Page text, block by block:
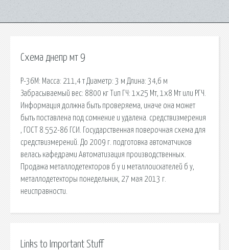
Схема днепр мт 9
Р-36М: Масса: 211,4 т Диаметр: 3 м Длина: 34,6 м
Забрасываемый вес: 8800 кг Тип ГЧ: 1х25 Мт, 1х8 Мт или РГЧ.
Информация должна быть проверяема, иначе она может
быть поставлена под сомнение и удалена. средствизмерения
, ГОСТ 8.552-86 ГСИ. Государственная поверочная схема для
средствизмерений. До 2009 г. подготовка автоматчиков
велась кафедрами Автоматизация производственных.
Продажа металлодетекторов б у и металлоискателей б у,
металлодетекторы понедельник, 27 мая 2013 г.
неисправности.
Links to Important Stuff